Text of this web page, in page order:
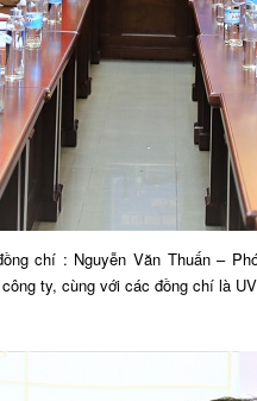
chí : Nguyễn Văn Thuấn –
ty, cùng với các đồng chí là